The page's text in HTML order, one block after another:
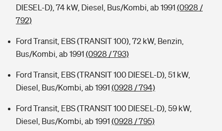
DIESEL-D), 74 kW, Diesel, Bus/Kombi, ab 1991 (0928 /
792)
Ford Transit, EBS (TRANSIT 100), 72 kW, Benzin,
Bus/Kombi, ab 1991 (0928 / 793)
Ford Transit, EBS (TRANSIT 100 DIESEL-D), 51 kW,
Diesel, Bus/Kombi, ab 1991 (0928 / 794)
Ford Transit, EBS (TRANSIT 100 DIESEL-D), 59 kW,
Diesel, Bus/Kombi, ab 1991 (0928 / 795)